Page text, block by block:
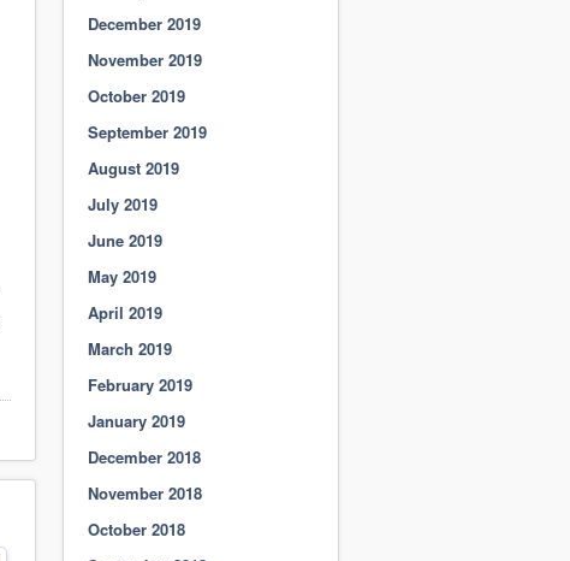
December 2019
November 2019
October 2019
September 2019
August 2019
July 2019
June 2019
May 2019
April 2019
March 2019
February 2019
January 2019
December 2018
November 2018
October 2018